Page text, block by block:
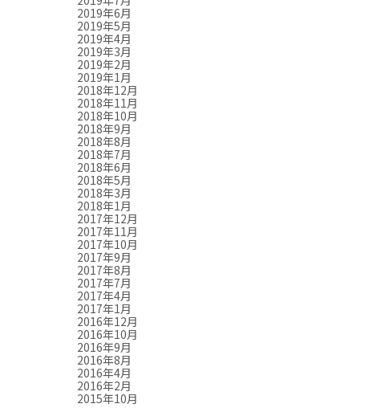
2019年6月
2019年5月
2019年4月
2019年3月
2019年2月
2019年1月
2018年12月
2018年11月
2018年10月
2018年9月
2018年8月
2018年7月
2018年6月
2018年5月
2018年3月
2018年1月
2017年12月
2017年11月
2017年10月
2017年9月
2017年8月
2017年7月
2017年4月
2017年1月
2016年12月
2016年10月
2016年9月
2016年8月
2016年4月
2016年2月
2015年10月